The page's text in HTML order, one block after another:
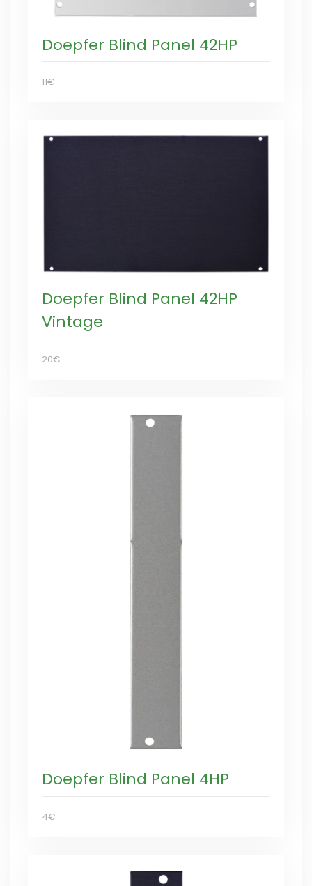
Doepfer Blind Panel 42HP
11€
Doepfer Blind Panel 42HP
Vintage
20€
Doepfer Blind Panel 4HP
4€